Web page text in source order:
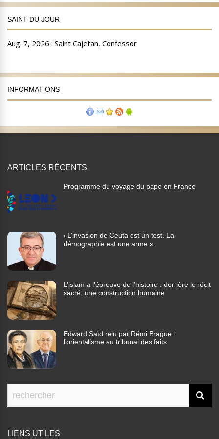
SAINT DU JOUR
INFORMATIONS
ARTICLES RÉCENTS
Programme du voyage du pape en France
«L’invasion de Ceuta est un test. La
démographie est une arme ».
L’islam à l’épreuve de l’histoire : derrière le récit
sacré, une construction humaine
Edward Saïd relu par Rémi Brague :
l’orientalisme au tribunal des faits
LIENS UTILES